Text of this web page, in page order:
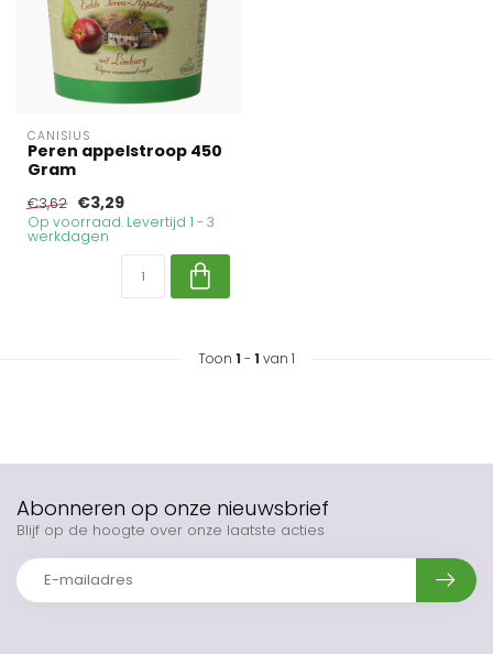
CANISIUS
Peren appelstroop 450
Gram
€3,62 €3,29
Op voorraad. Levertijd 1 - 3
werkdagen
Toon 1 - 1 van 1
Abonneren op onze nieuwsbrief
Blijf op de hoogte over onze laatste acties